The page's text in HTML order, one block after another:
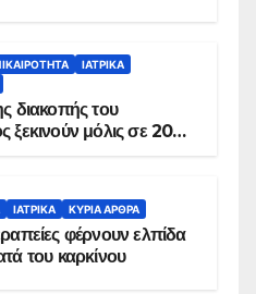
ΙΑΤΡΙΚΆ
διακοπής του
ξεκινούν μόλις σε 20
ΙΑΤΡΙΚΆ ΚΥΡΙΑ ΑΡΘΡΑ
φέρνουν ελπίδα
του καρκίνου